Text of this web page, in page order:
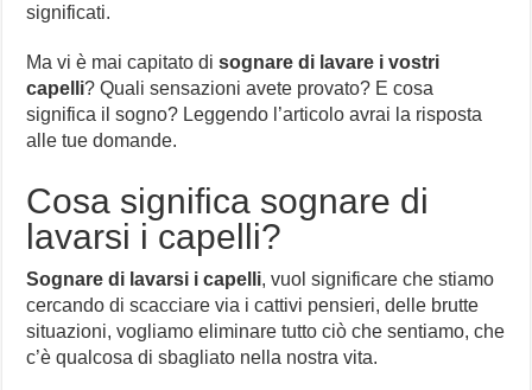
significati.
Ma vi è mai capitato disognare di lavare i vostri
capelli? Quali sensazioni avete provato? E cosa
significa il sogno? Leggendo l’articolo avrai la risposta
alle tue domande.
Cosa significa sognare di
lavarsi i capelli?
Sognare di lavarsi i capelli, vuol significare che stiamo
cercando di scacciare via i cattivi pensieri, delle brutte
situazioni, vogliamo eliminare tutto ciò che sentiamo, che
c’è qualcosa di sbagliato nella nostra vita.